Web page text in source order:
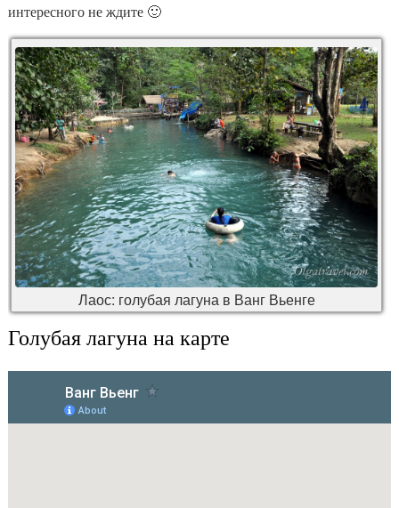
интересного не ждите 🙂
Лаос: голубая лагуна в Ванг Вьенге
Голубая лагуна на карте